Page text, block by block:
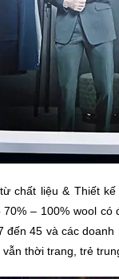
chất liệu & Thiết
– 100% wool có
45 và các
thời trang, trẻ